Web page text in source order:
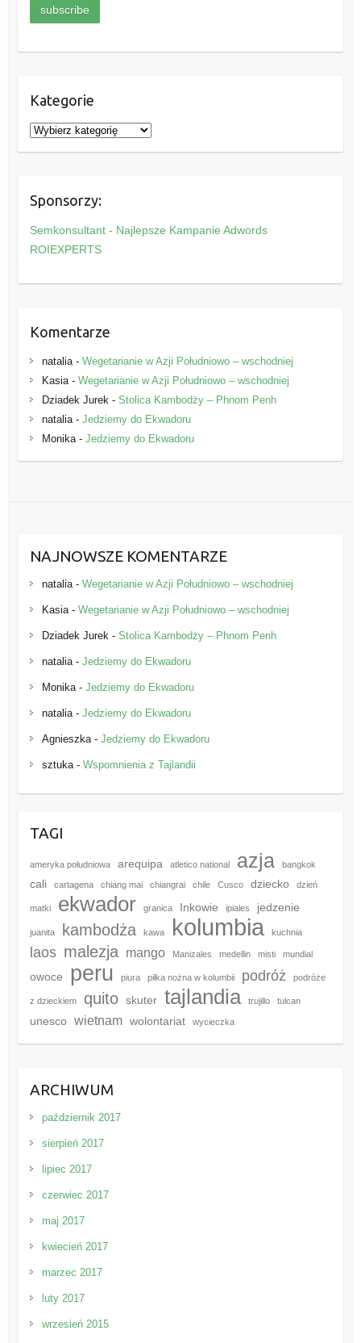
Kategorie
K
a
g
o
r
e
Sponsorzy:
Semkonsultant - Najlepsze Kampanie Adwords
ROIEXPERTS
Komentarze
natalia- Wegetarianie w Azji Południowo – wschodniej
Kasia- Wegetarianie w Azji Południowo – wschodniej
Dziadek Jurek - Stolica Kambodży – Phnom Penh
natalia- Jedziemy do Ekwadoru
Monika- Jedziemy do Ekwadoru
NAJNOWSZE KOMENTARZE
natalia- Wegetarianie w Azji Południowo – wschodniej
Kasia- Wegetarianie w Azji Południowo – wschodniej
Dziadek Jurek - Stolica Kambodży – Phnom Penh
natalia- Jedziemy do Ekwadoru
Monika- Jedziemy do Ekwadoru
natalia- Jedziemy do Ekwadoru
Agnieszka- Jedziemy do Ekwadoru
sztuka- Wspomnienia z Tajlandii
TAGI
ameryka południowa arequipa atletico national azja bangkok
cali cartagena chiang mai chiangrai chile Cusco dziecko dzień
matki ekwador granica Inkowie ipiales jedzenie
juanita kambodża kawa kolumbia kuchnia
laos malezja mango Manizales medellin misti mundial
owoce peru piura piłka nożna w kolumbii podróż podróże
z dzieckiem quito skuter tajlandia trujillo tulcan
unesco wietnam wolontariat wycieczka
ARCHIWUM
październik 2017
sierpień 2017
lipiec 2017
czerwiec 2017
maj 2017
kwiecień 2017
marzec 2017
luty 2017
wrzesień 2015